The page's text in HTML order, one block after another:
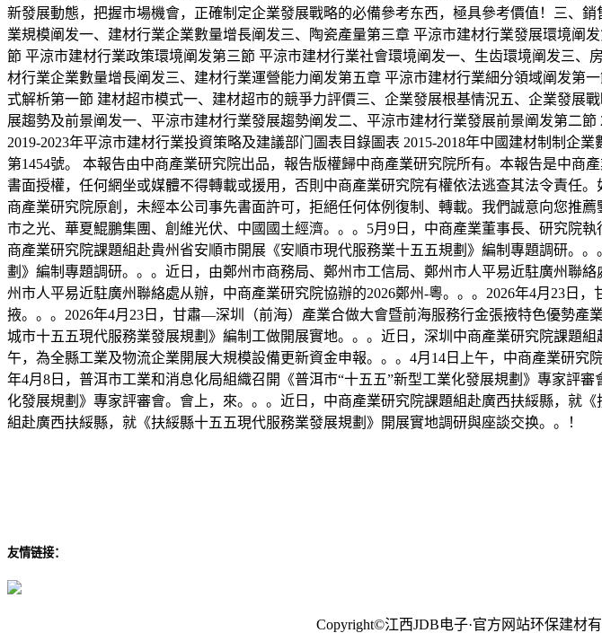
新發展動態，把握市場機會，正確制定企業發展戰略的必備參考东西，極具參考價值！三、
業規模阐发一、建材行業企業數量增長阐发三、陶瓷產量第三章 平涼市建材行業發展環境阐
節 平涼市建材行業政策環境阐发第三節 平涼市建材行業社會環境阐发一、生齿環境阐发三
材行業企業數量增長阐发三、建材行業運營能力阐发第五章 平涼市建材行業細分領域阐发
式解析第一節 建材超市模式一、建材超市的競爭力評價三、企業發展根基情況五、企業發展
展趨勢及前景阐发一、平涼市建材行業發展趨勢阐发二、平涼市建材行業發展前景阐发第二
2019-2023年平涼市建材行業投資策略及建議部门圖表目錄圖表 2015-2018年中國建材制制
第1454號。 本報告由中商產業研究院出品，報告版權歸中商產業研究院所有。本報告是中
書面授權，任何網坐或媒體不得轉載或援用，否則中商產業研究院有權依法逃查其法令責任
商產業研究院原創，未經本公司事先書面許可，拒絕任何体例復制、轉載。我們誠意向您推
市之光、華夏鯤鵬集團、創維光伏、中國國土經濟。。。5月9日，中商產業董事長、研究院
商產業研究院課題組赴貴州省安順市開展《安順市現代服務業十五五規劃》編制專題調研。
劃》編制專題調研。。。近日，由鄭州市商務局、鄭州市工信局、鄭州市人平易近駐廣州聯
州市人平易近駐廣州聯絡處从辦，中商產業研究院協辦的2026鄭州-粵。。。2026年4月23
掖。。。2026年4月23日，甘肅—深圳（前海）產業合做大會暨前海服務行金張掖特色優勢
城市十五五現代服務業發展規劃》編制工做開展實地。。。近日，深圳中商產業研究院課題
午，為全縣工業及物流企業開展大規模設備更新資金申報。。。4月14日上午，中商產業研
年4月8日，普洱市工業和消息化局組織召開《普洱市“十五五”新型工業化發展規劃》專家評
化發展規劃》專家評審會。會上，來。。。近日，中商產業研究院課題組赴廣西扶綏縣，就
組赴廣西扶綏縣，就《扶綏縣十五五現代服務業發展規劃》開展實地調研與座談交换。。！
友情链接：
Copyright©江西JDB电子·官方网站环保建材